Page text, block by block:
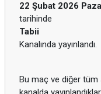
22 Şubat 2026
tarihinde
Tabii
Kanalında yayınlandı.
Bu maç ve diğer tüm